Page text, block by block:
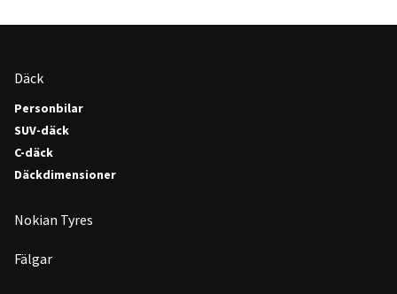
Däck
Personbilar
SUV-däck
C-däck
Däckdimensioner
Nokian Tyres
Fälgar